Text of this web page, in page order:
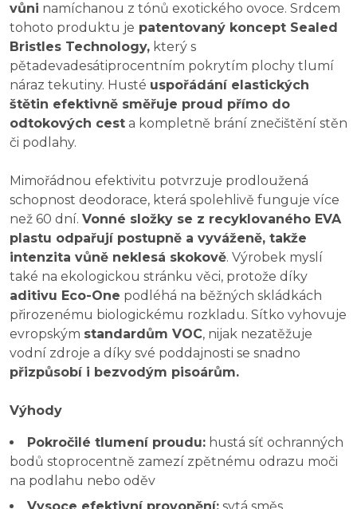
vůni namíchanou z tónů exotického ovoce. Srdcem
tohoto produktu je patentovaný koncept Sealed
Bristles Technology, který s
pětadevadesátiprocentním pokrytím plochy tlumí
náraz tekutiny. Husté uspořádání elastických
štětin efektivně směřuje proud přímo do
odtokových cest a kompletně brání znečištění stěn
či podlahy.
Mimořádnou efektivitu potvrzuje prodloužená
schopnost deodorace, která spolehlivě funguje více
než 60 dní. Vonné složky se z recyklovaného EVA
plastu odpařují postupně a vyváženě, takže
intenzita vůně neklesá skokově. Výrobek myslí
také na ekologickou stránku věci, protože díky
aditivu Eco-One podléhá na běžných skládkách
přirozenému biologickému rozkladu. Sítko vyhovuje
evropským standardům VOC, nijak nezatěžuje
vodní zdroje a díky své poddajnosti se snadno
přizpůsobí i bezvodým pisoárům.
Výhody
Pokročilé tlumení proudu: hustá síť ochranných
bodů stoprocentně zamezí zpětnému odrazu moči
na podlahu nebo oděv